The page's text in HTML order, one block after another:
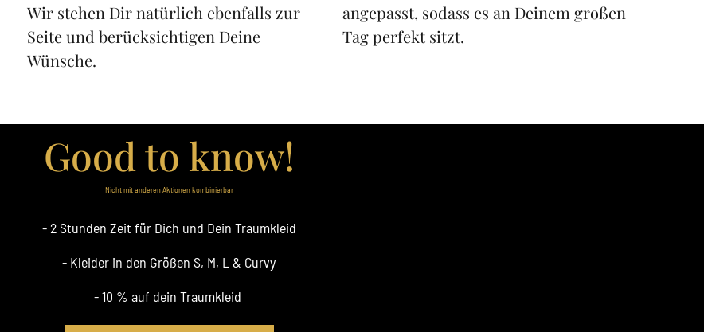
Wir stehen Dir natürlich ebenfalls zur
Seite und berücksichtigen Deine
Wünsche.
angepasst, sodass es an Deinem großen
Tag perfekt sitzt.
Good to know!
Nicht mit anderen Aktionen kombinierbar
- 2 Stunden Zeit für Dich und Dein Traumkleid
- Kleider in den Größen S, M, L & Curvy